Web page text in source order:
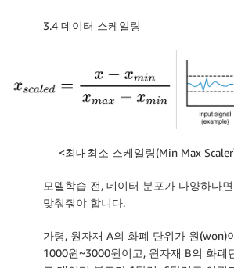
3.4 데이터 스케일링
<최대최소 스케일링(Min Max
모델학습 전, 데이터 분포가 다양하다
맞춰줘야 합니다.
가령, 원자재 A의 화폐 단위가 원(won)
1000원~3000원이고, 원자재 B의 화폐